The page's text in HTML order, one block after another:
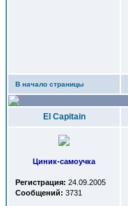
В начало страницы
El Capitain
Циник-самоучка
Регистрация: 24.09.2005
Сообщений: 3731